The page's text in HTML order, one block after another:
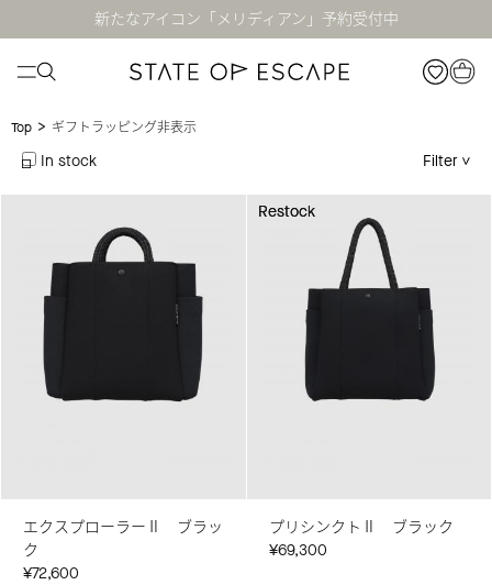
新たなアイコン「メリディアン」予約受付中
Top > ギフトラッピング非表示
In stock Filter
エクスプローラーⅡ ブラッ
ク
¥72,600
Restock
Restock
プリシンクトⅡ ブラック
¥69,300